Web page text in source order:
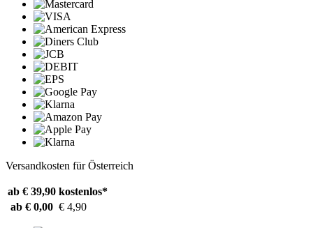
Versandkosten für Österreich
ab € 39,90 kostenlos*
ab € 0,00 € 4,90